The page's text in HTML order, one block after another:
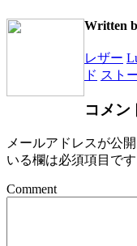
Written
レザー
ド スト
コメン
メールアドレスが公
いる欄は必須項目です
Comment